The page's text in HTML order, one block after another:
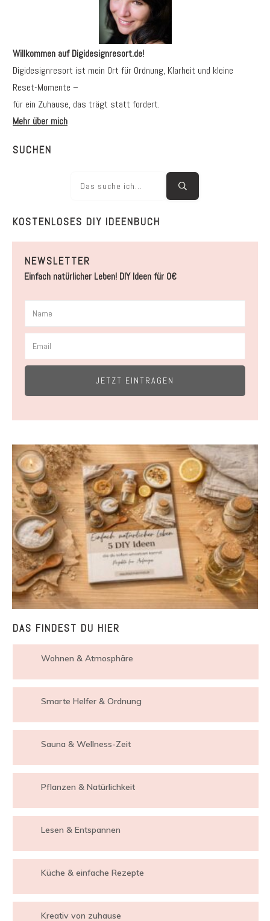
Willkommen auf Digidesignresort.de!
Digidesignresort ist mein Ort für Ordnung, Klarheit und kleine
Reset-Momente –
für ein Zuhause, das trägt statt fordert.
Mehr über mich
SUCHEN
KOSTENLOSES DIY IDEENBUCH
NEWSLETTER
Einfach natürlicher Leben! DIY Ideen für 0€
JETZT EINTRAGEN
DAS FINDEST DU HIER
Wohnen & Atmosphäre
Smarte Helfer & Ordnung
Sauna & Wellness-Zeit
Pflanzen & Natürlichkeit
Lesen & Entspannen
Küche & einfache Rezepte
Kreativ von zuhause